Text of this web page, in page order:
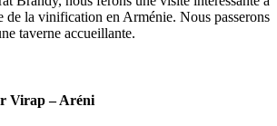
de la vinification en Arménie. Nous passerons
taverne accueillante.
Virap – Aréni